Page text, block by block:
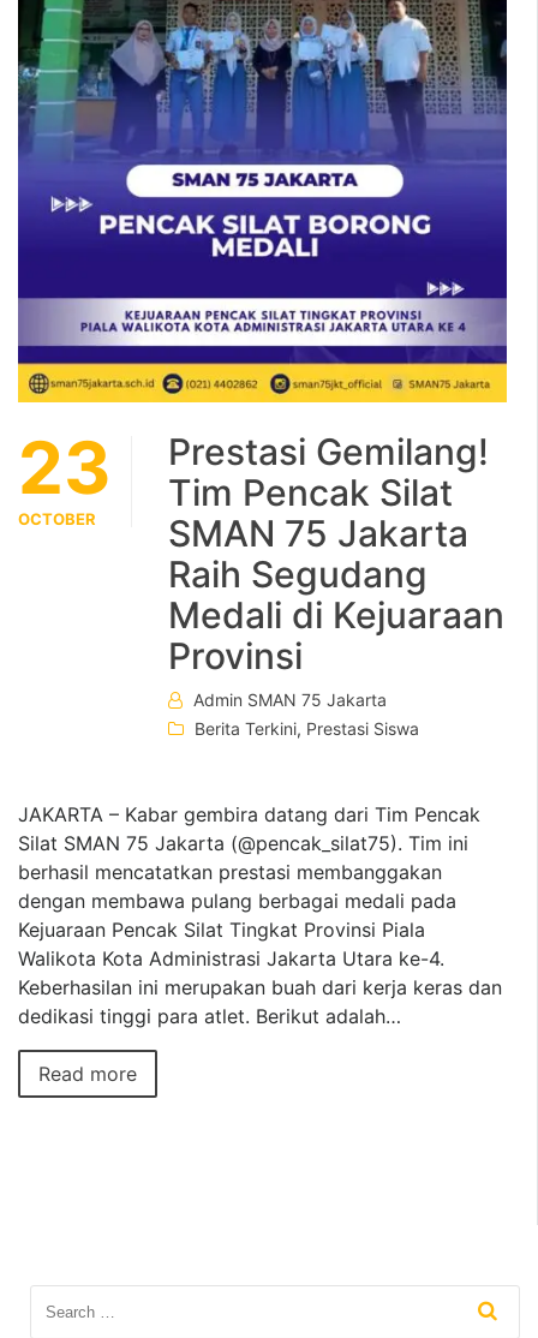
23
OCTOBER
Prestasi Gemilang!
Tim Pencak Silat
SMAN 75 Jakarta
Raih Segudang
Medali di Kejuaraan
Provinsi
Admin SMAN 75 Jakarta
Berita Terkini, Prestasi Siswa
JAKARTA – Kabar gembira datang dari Tim Pencak
Silat SMAN 75 Jakarta (@pencak_silat75). Tim ini
berhasil mencatatkan prestasi membanggakan
dengan membawa pulang berbagai medali pada
Kejuaraan Pencak Silat Tingkat Provinsi Piala
Walikota Kota Administrasi Jakarta Utara ke-4.
Keberhasilan ini merupakan buah dari kerja keras dan
dedikasi tinggi para atlet. Berikut adalah…
Read more